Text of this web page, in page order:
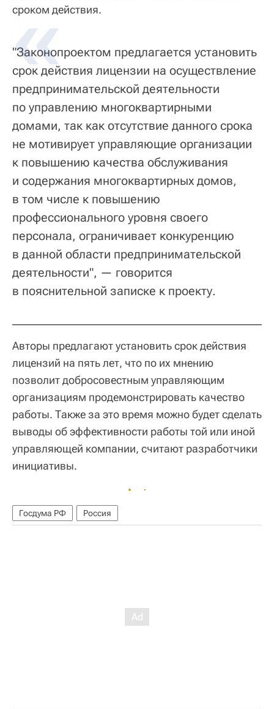
сроком действия.
"Законопроектом предлагается установить
срок действия лицензии на осуществление
предпринимательской деятельности
по управлению многоквартирными
домами, так как отсутствие данного срока
не мотивирует управляющие организации
к повышению качества обслуживания
и содержания многоквартирных домов,
в том числе к повышению
профессионального уровня своего
персонала, ограничивает конкуренцию
в данной области предпринимательской
деятельности", — говорится
в пояснительной записке к проекту.
Авторы предлагают установить срок действия
лицензий на пять лет, что по их мнению
позволит добросовестным управляющим
организациям продемонстрировать качество
работы. Также за это время можно будет сделать
выводы об эффективности работы той или иной
управляющей компании, считают разработчики
инициативы.
Госдума РФ Россия